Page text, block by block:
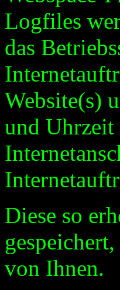
Logfiles
das
Website(s)
und Uhrzeit
Diese so
von Ihnen.